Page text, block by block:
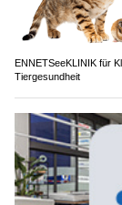
ENNETSeeKLINIK für
Tiergesundheit